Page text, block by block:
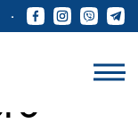
Замовте доставку